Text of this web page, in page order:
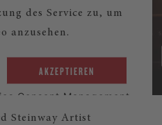
des Service zu, um
anzusehen.
AKZEPTIEREN
Consent Management
Steinway Artist